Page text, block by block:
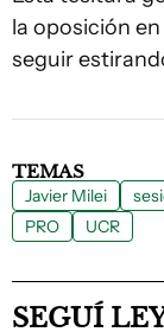
la oposición
seguir
TEMAS
Javier Milei
PRO
UCR
SEGUÍ